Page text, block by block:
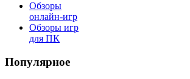
Обзоры
онлайн-игр
Обзоры игр
для ПК
Популярное